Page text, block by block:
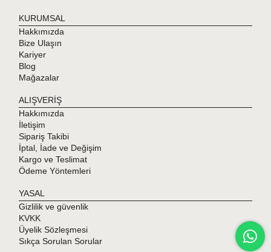
KURUMSAL
Hakkımızda
Bize Ulaşın
Kariyer
Blog
Mağazalar
ALIŞVERİŞ
Hakkımızda
İletişim
Sipariş Takibi
İptal, İade ve Değişim
Kargo ve Teslimat
Ödeme Yöntemleri
YASAL
Gizlilik ve güvenlik
KVKK
Üyelik Sözleşmesi
Sıkça Sorulan Sorular